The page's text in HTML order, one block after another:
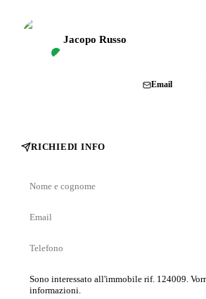
Jacopo Russo
Email
RICHIEDI INFO
Nome
cognome
Email
Telefono
Messaggio